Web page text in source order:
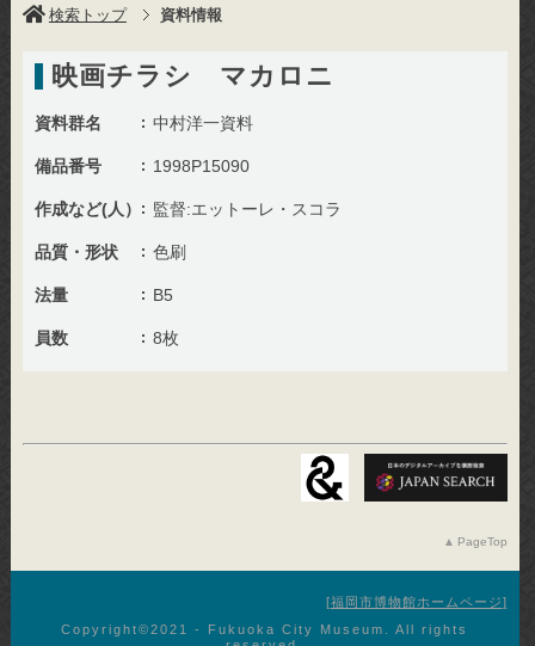
検索トップ 資料情報
映画チラシ マカロニ
資料群名 中村洋一資料
備品番号 1998P15090
作成など(人） 監督:エットーレ・スコラ
品質・形状 色刷
法量 B5
員数 8枚
PageTop
福岡市博物館ホームページ
Copyright©︎2021 - Fukuoka City Museum. All rights